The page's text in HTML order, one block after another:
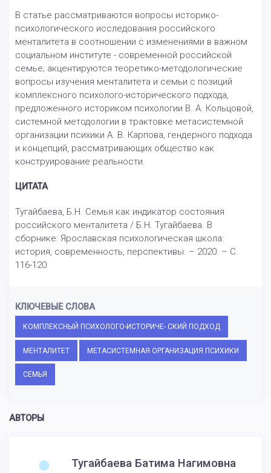
В статье рассматриваются вопросы историко-
психологического исследования российского
менталитета в соотношении с изменениями в важном
социальном институте - современной российской
семье; акцентируются теоретико-методологические
вопросы изучения менталитета и семьи с позиций
комплексного психолого-исторического подхода,
предложенного историком психологии В. А. Кольцовой,
системной методологии в трактовке метасистемной
организации психики А. В. Карпова, гендерного подхода
и концепций, рассматривающих общество как
конструирование реальности.
ЦИТАТА
Тугайбаева, Б.Н. Семья как индикатор состояния
российского менталитета / Б.Н. Тугайбаева. В
сборнике: Ярославская психологическая школа:
история, современность, перспективы. – 2020. – С.
116-120
КЛЮЧЕВЫЕ СЛОВА
КОМПЛЕКСНЫЙ ПСИХОЛОГО-ИСТОРИЧЕ- СКИЙ ПОДХОД
МЕНТАЛИТЕТ МЕТАСИСТЕМНАЯ ОРГАНИЗАЦИЯ ПСИХИКИ
СЕМЬЯ
АВТОРЫ
Тугайбаева Батима Нагимовна